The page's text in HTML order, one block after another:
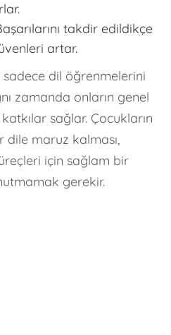
takdir edildikçe
artar.
sadece dil öğrenmelerini
zamanda onların genel
sağlar. Çocukların
dile maruz kalması,
için sağlam bir
gerekir.